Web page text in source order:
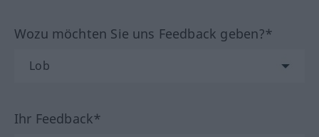
Wozu möchten Sie uns Feedback geben?*
Ihr Feedback*